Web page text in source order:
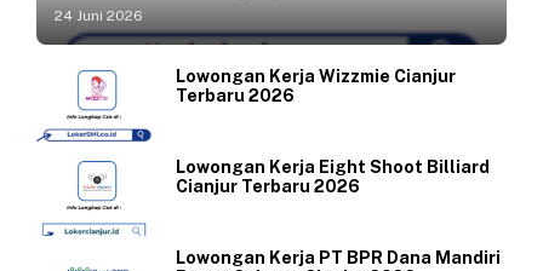
24 Juni 2026
Lowongan Kerja Wizzmie Cianjur
Terbaru 2026
Lowongan Kerja Eight Shoot Billiard
Cianjur Terbaru 2026
Lowongan Kerja PT BPR Dana Mandiri